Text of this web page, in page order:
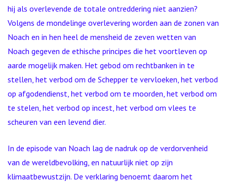
hij als overlevende de totale ontreddering niet aanzien?
Volgens de mondelinge overlevering worden aan de zonen van
Noach en in hen heel de mensheid de zeven wetten van
Noach gegeven de ethische principes die het voortleven op
aarde mogelijk maken. Het gebod om rechtbanken in te
stellen, het verbod om de Schepper te vervloeken, het verbod
op afgodendienst, het verbod om te moorden, het verbod om
te stelen, het verbod op incest, het verbod om vlees te
scheuren van een levend dier.
In de episode van Noach lag de nadruk op de verdorvenheid
van de wereldbevolking, en natuurlijk niet op zijn
klimaatbewustzijn. De verklaring benoemt daarom het